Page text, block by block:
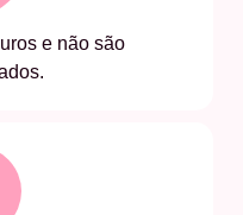
e não são